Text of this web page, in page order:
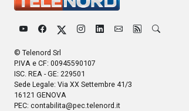
© Telenord Srl
P.IVA e CF: 00945590107
ISC. REA - GE: 229501
Sede Legale: Via XX Settembre 41/3
16121 GENOVA
PEC: contabilita@pec.telenord.it